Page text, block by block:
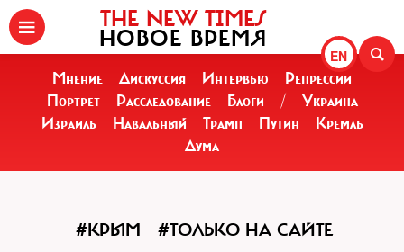
EN
THE NEW TIMES
НОВОЕ ВРЕМЯ
Мнение Дискуссия Интервью
Репрессии
Портрет
Расследование Блоги /
Украина
Израиль
Навальный Трамп Путин
Кремль
Дума
#КРЫМ #ТОЛЬКО НА САЙТЕ